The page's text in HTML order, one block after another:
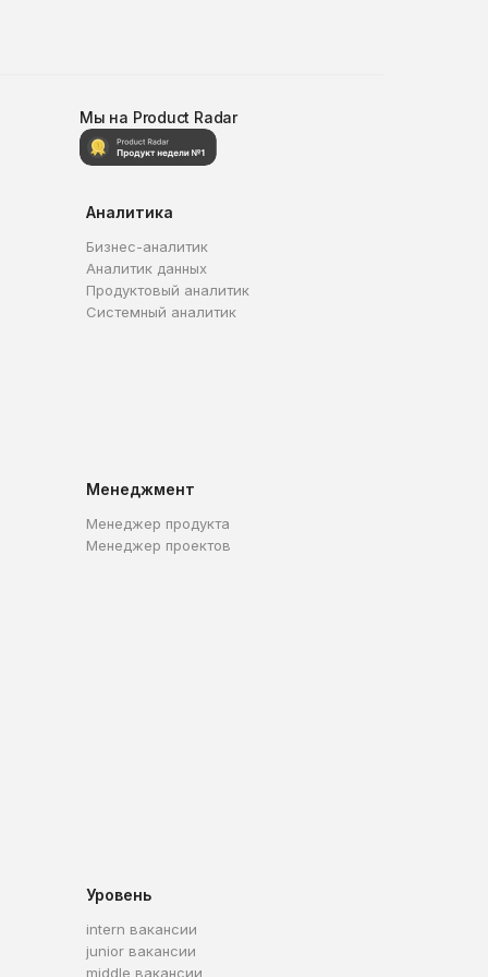
Мы на Product Radar
Аналитика
Бизнес-аналитик
Аналитик данных
Продуктовый аналитик
Системный аналитик
Менеджмент
Менеджер продукта
Менеджер проектов
Уровень
intern вакансии
junior вакансии
middle вакансии